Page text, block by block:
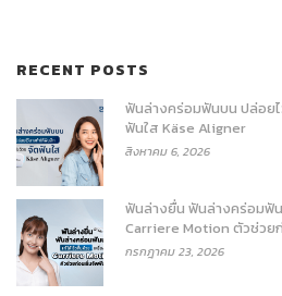
RECENT POSTS
ฟันล่างคร่อมฟันบน ปล่อย
ฟันใส Käse Aligner
สิงหาคม 6, 2026
ฟันล่างยื่น ฟันล่างคร่อมฟั
Carriere Motion ตัวช่วย
กรกฎาคม 23, 2026